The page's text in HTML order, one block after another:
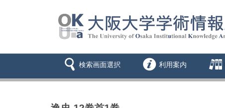
検索画面選択 利用案内